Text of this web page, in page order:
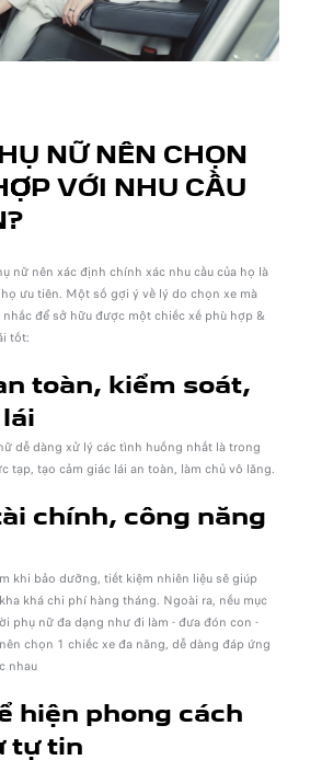
NỮ NÊN CHỌN
VỚI NHU CẦU
nữ nên xác định chính xác nhu cầu của họ là
ưu tiên. Một số gợi ý về lý do chọn xe mà
để sở hữu được một chiếc xế phù hợp &
tốt:
toàn, kiểm soát,
dễ dàng xử lý các tình huống nhất là trong
tạp, tạo cảm giác lái an toàn, làm chủ vô lăng.
chính, công năng
khi bảo dưỡng, tiết kiệm nhiên liệu sẽ giúp
khá chi phí hàng tháng. Ngoài ra, nếu mục
phụ nữ đa dạng như đi làm - đưa đón con -
chọn 1 chiếc xe đa năng, dễ dàng đáp ứng
nhau
hiện phong cách
tự tin